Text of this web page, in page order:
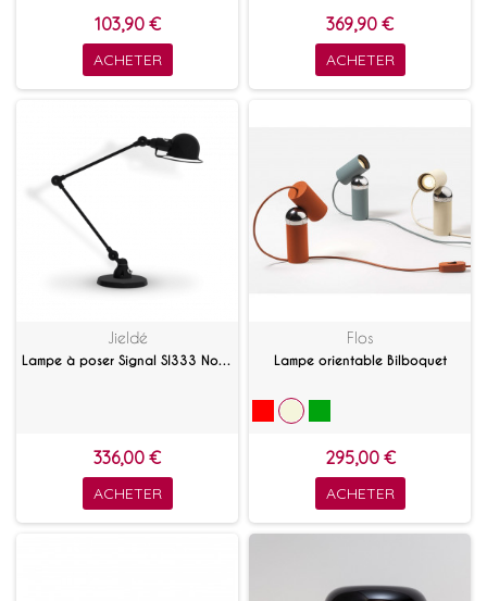
103,90 €
ACHETER
369,90 €
ACHETER
Jieldé
Lampe à poser Signal SI333 Noir mat
336,00 €
ACHETER
Flos
Lampe orientable Bilboquet
295,00 €
ACHETER